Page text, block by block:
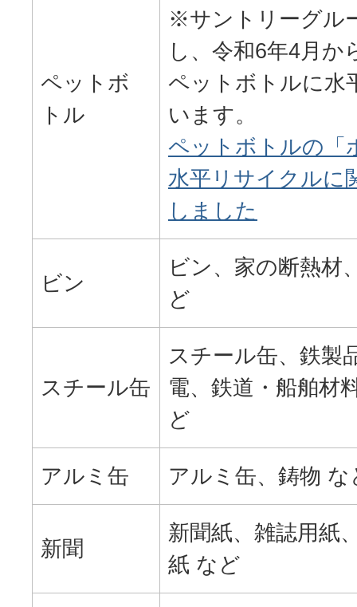
ペットボ
トル
※サントリーグル
し、令和6年4月
ペットボトルに水
います。
ペットボトルの「
水平リサイクルに
しました
ビン
ビン、家の断熱材
ど
スチール缶
スチール缶、鉄製
電、鉄道・船舶材
ど
アルミ缶 アルミ缶、鋳物 な
新聞
新聞紙、雑誌用紙
紙 など